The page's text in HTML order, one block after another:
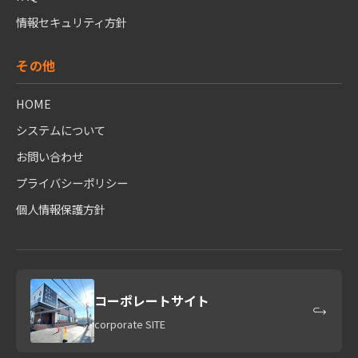
情報セキュリティ方針
その他
HOME
システムについて
お問い合わせ
プライバシーポリシー
個人情報保護方針
コーポレートサイト
corporate SITE